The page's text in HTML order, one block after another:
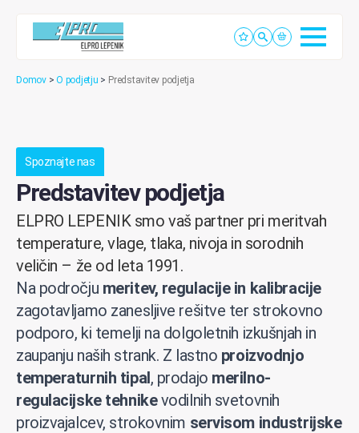
Domov > O podjetju > Predstavitev podjetja
Spoznajte nas
Predstavitev podjetja
ELPRO LEPENIK smo vaš partner pri meritvah
temperature, vlage, tlaka, nivoja in sorodnih
veličin – že od leta 1991.
Na področju meritev, regulacije in kalibracije
zagotavljamo zanesljive rešitve ter strokovno
podporo, ki temelji na dolgoletnih izkušnjah in
zaupanju naših strank. Z lastno proizvodnjo
temperaturnih tipal, prodajo merilno-
regulacijske tehnikevodilnih svetovnih
proizvajalcev, strokovnim servisom industrijske